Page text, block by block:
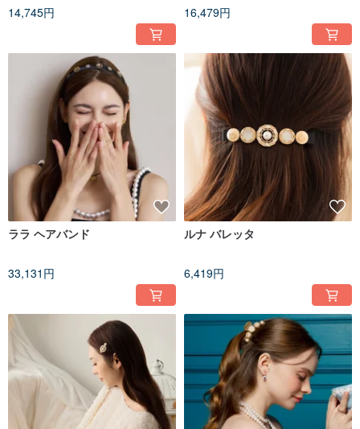
14,745円 16,479円
ララ ヘアバンド
33,131円
ルナ バレッタ
6,419円